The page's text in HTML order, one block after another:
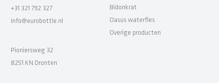
+31 321 792 327
info@eurobottle.nl
Pioniersweg 32
8251 KN Dronten
Bidonkrat
Oasus waterfles
Overige producten